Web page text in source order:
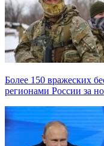
Более 150 вражеских
регионами России за